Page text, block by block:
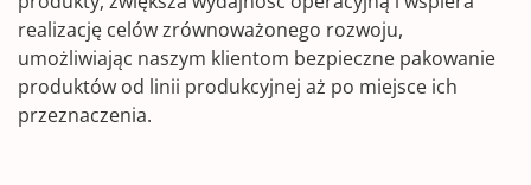
realizację celów zrównoważonego rozwoju,
umożliwiając naszym klientom bezpieczne pakowanie
produktów od linii produkcyjnej aż po miejsce ich
przeznaczenia.